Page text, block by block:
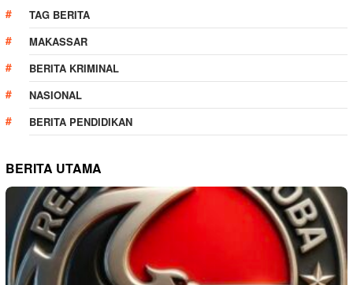
TAG BERITA
MAKASSAR
BERITA KRIMINAL
NASIONAL
BERITA PENDIDIKAN
BERITA UTAMA